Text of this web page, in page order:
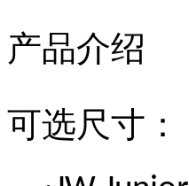
产品介绍
可选尺寸：